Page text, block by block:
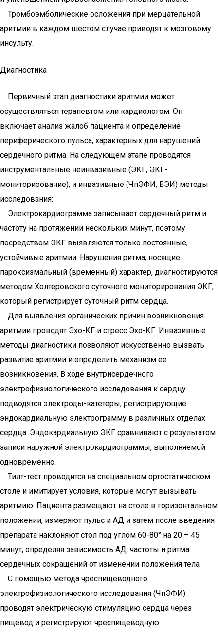
Тромбоэмболические осложения при мерцательной
аритмии в каждом шестом случае приводят к мозговому
инсульту.
Диагностика
Первичный этап диагностики аритмии может
осуществляться терапевтом или кардиологом. Он
включает анализ жалоб пациента и определение
периферического пульса, характерных для нарушений
сердечного ритма. На следующем этапе проводятся
инструментальные неинвазивные (ЭКГ, ЭКГ-
мониторирование), и инвазивные (ЧпЭФИ, ВЭИ) методы
исследования:
Электрокардиограмма записывает сердечный ритм и
частоту на протяжении нескольких минут, поэтому
посредством ЭКГ выявляются только постоянные,
устойчивые аритмии. Нарушения ритма, носящие
пароксизмальный (временный) характер, диагностируются
методом Холтеровского суточного мониторирования ЭКГ,
который регистрирует суточный ритм сердца.
Для выявления органических причин возникновения
аритмии проводят Эхо-КГ и стресс Эхо-КГ. Инвазивные
методы диагностики позволяют искусственно вызвать
развитие аритмии и определить механизм ее
возникновения. В ходе внутрисердечного
электрофизиологического исследования к сердцу
подводятся электроды-катетеры, регистрирующие
эндокардиальную электрограмму в различных отделах
сердца. Эндокардиальную ЭКГ сравнивают с результатом
записи наружной электрокардиограммы, выполняемой
одновременно.
Тилт-тест проводится на специальном ортостатическом
столе и имитирует условия, которые могут вызывать
аритмию. Пациента размещают на столе в горизонтальном
положении, измеряют пульс и АД и затем после введения
препарата наклоняют стол под углом 60-80° на 20 – 45
минут, определяя зависимость АД, частоты и ритма
сердечных сокращений от изменении положения тела.
С помощью метода чреспищеводного
электрофизиологического исследования (ЧпЭФИ)
проводят электрическую стимуляцию сердца через
пищевод и регистрируют чреспищеводную